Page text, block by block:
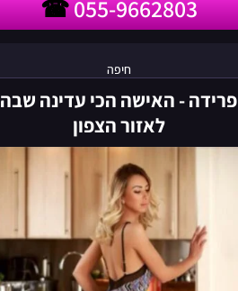
055-9662803
חיפה
פרידה - האישה הכי עדינה שבה
לאזור הצפון
פרידה
-
האישה
הכי
עדינה
שבה
לאזור
הצפון